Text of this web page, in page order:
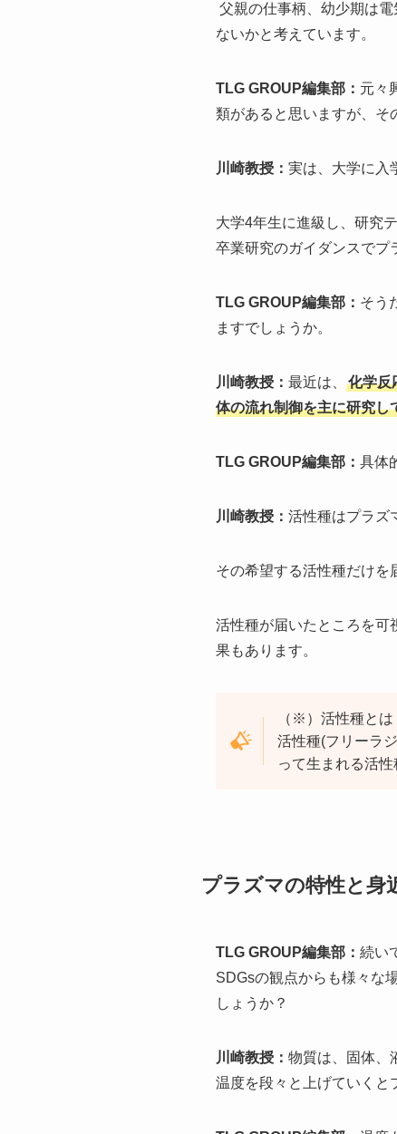
父親の仕事柄、幼少期は
ないかと考えています。
TLG GROUP編集部： 元々
類があると思いますが、そ
川崎教授： 実は、大学に入
大学4年生に進級し、研究
卒業研究のガイダンスでプ
TLG GROUP編集部： そう
ますでしょうか。
川崎教授： 最近は、
化学反
体の流れ制御を主に研究
TLG GROUP編集部： 具体
川崎教授： 活性種はプラズ
その希望する活性種だけを
活性種が届いたところを可
果もあります。
（※）活性種とは
活性種(フリーラ
って生まれる活
プラズマの特性と身
TLG GROUP編集部： 続い
SDGsの観点からも様々な
しょうか？
川崎教授： 物質は、固体、
温度を段々と上げていくと